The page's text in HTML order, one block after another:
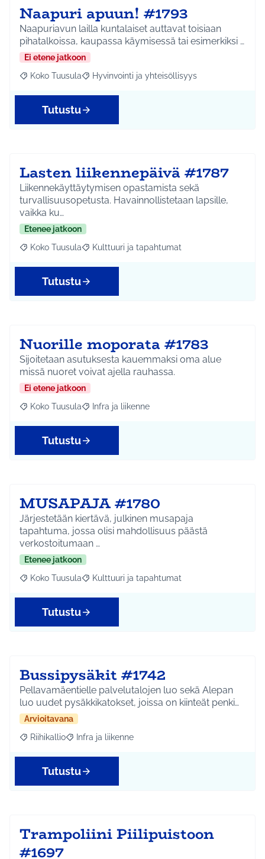
Naapuri apuun! #1793
Naapuriavun lailla kuntalaiset auttavat toisiaan
pihatalkoissa, kaupassa käymisessä tai esimerkiksi …
Ei etene jatkoon
Rajaa tulokset aihepiirin mukaan: Koko Tuusula
Koko Tuusula Rajaa tulokset teeman mukaan: Hyvinvointi ja
Hyvinvointi ja yhteisöllisyys
Tutustu
Lasten liikennepäivä #1787
Liikennekäyttäytymisen opastamista sekä
turvallisuusopetusta. Havainnollistetaan lapsille,
vaikka ku…
Etenee jatkoon
Rajaa tulokset aihepiirin mukaan: Koko Tuusula
Koko Tuusula Rajaa tulokset teeman mukaan: Kulttuuri ja
Kulttuuri ja tapahtumat
Tutustu
Nuorille moporata #1783
Sijoitetaan asutuksesta kauemmaksi oma alue
missä nuoret voivat ajella rauhassa.
Ei etene jatkoon
Rajaa tulokset aihepiirin mukaan: Koko Tuusula
Koko Tuusula Rajaa tulokset teeman mukaan: Infra ja liikenne
Infra ja liikenne
Tutustu
MUSAPAJA #1780
Järjestetään kiertävä, julkinen musapaja
tapahtuma, jossa olisi mahdollisuus päästä
verkostoitumaan …
Etenee jatkoon
Rajaa tulokset aihepiirin mukaan: Koko Tuusula
Koko Tuusula Rajaa tulokset teeman mukaan: Kulttuuri ja
Kulttuuri ja tapahtumat
Tutustu
Bussipysäkit #1742
Pellavamäentielle palvelutalojen luo sekä Alepan
luo uudet pysäkkikatokset, joissa on kiinteät penki…
Arvioitavana
Rajaa tulokset aihepiirin mukaan: Riihikallio
Riihikallio Rajaa tulokset teeman mukaan: Infra ja liikenne
Infra ja liikenne
Tutustu
Trampoliini Piilipuistoon
#1697